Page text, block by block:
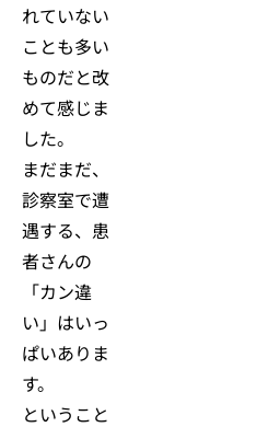
れていない
ことも多い
ものだと改
めて感じま
した。
まだまだ、
診察室で遭
遇する、患
者さんの
「カン違
い」はいっ
ぱいありま
す。
ということ